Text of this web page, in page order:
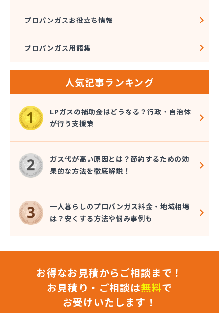
株式会社オーテック
株式会社オーテック 西三河営業所
株式会社ガスキット
株式会社ガステム
株式会社ガスパル 岡崎販売所
株式会社カネコ
株式会社カネ庄
株式会社クラシアン岡崎支社
株式会社コクネ
株式会社コザカヤ 春日井営業所
株式会社コジマガス
株式会社コジマガス ライフアップサポート
株式会社コンプロ産工
株式会社シェル石油豊橋LPG充填工場
株式会社しんせきプロパン部
株式会社スギサン化学
株式会社スマイルガステクノロジー
株式会社バンノ
株式会社フジプロ
株式会社フジプロ刈谷営業所
株式会社ホームガス東海
プロパンガスお役立ち情報
プロパンガス用語集
人気記事ランキング
LPガスの補助金はどうなる？行政・自治体
が行う支援策
ガス代が高い原因とは？節約するための効
果的な方法を徹底解説！
一人暮らしのプロパンガス料金・地域相場
は？安くする方法や悩み事例も
お得なお見積からご相談まで！
お見積り・ご相談は無料で
お受けいたします！